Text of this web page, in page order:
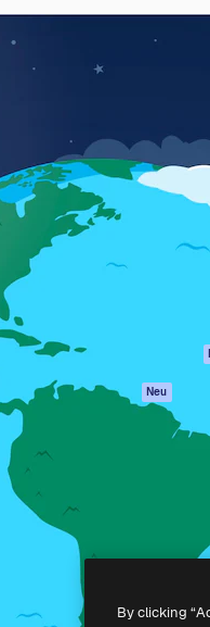
1 Million
Spaces
KI-Assistent
KI-Bildgenerator
KI-Videogenerator
Agenten Neu
S.L.U.Alle Rechte
By clicking